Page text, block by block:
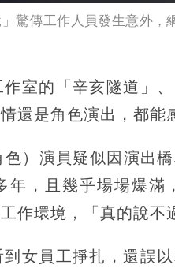
驚傳工作人員發生意外
室的「辛亥隧道」
還是角色演出，都能
）演員疑似因演出
年，且幾乎場場爆
作環境，「真的說不
女員工掙扎，還誤